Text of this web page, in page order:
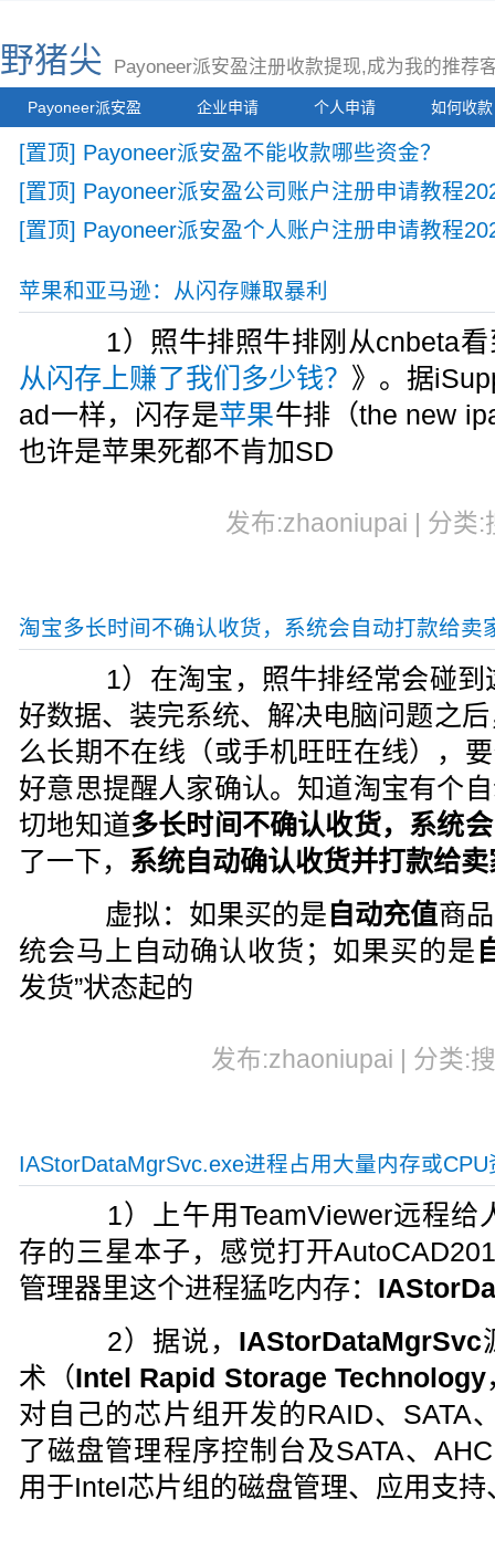
野猪尖 Payoneer派安盈注册收款提现,成为我的推荐
Payoneer派安盈 企业申请 个人申请 如何收款
[置顶] Payoneer派安盈不能收款哪些资金？
[置顶] Payoneer派安盈公司账户注册申请教程
[置顶] Payoneer派安盈个人账户注册申请教程
苹果和亚马逊：从闪存赚取暴利
1）照牛排照牛排刚从cnbeta看
从闪存上赚了我们多少钱？ 》。据
ad一样，闪存是苹果牛排（the new
也许是苹果死都不肯加SD
发布:zhaoniupai | 分类
淘宝多长时间不确认收货，系统会自动打款给卖
1）在淘宝，照牛排经常会碰到
好数据、装完系统、解决电脑问题之
么长期不在线（或手机旺旺在线），
好意思提醒人家确认。知道淘宝有个
切地知道多长时间不确认收货，系统
了一下， 系统自动确认收货并打款给
虚拟：如果买的是自动充值商
统会马上自动确认收货；如果买的是
发货”状态起的
发布:zhaoniupai | 分类:
IAStorDataMgrSvc.exe进程占用大量内存或CPU
1）上午用TeamViewer远程给
存的三星本子，感觉打开
管理器里这个进程猛吃内存：
2）据说， IAStorDataMgrSvc
术（Intel Rapid Storage Technology
对自己的芯片组开发的RAID、SATA
了磁盘管理程序控制台及SATA、
用于Intel芯片组的磁盘管理、应用支